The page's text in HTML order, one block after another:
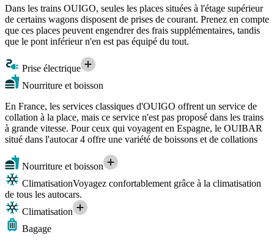
Dans les trains OUIGO, seules les places situées à l'étage supérieur
de certains wagons disposent de prises de courant. Prenez en compte
que ces places peuvent engendrer des frais supplémentaires, tandis
que le pont inférieur n'en est pas équipé du tout.
Prise électrique
Nourriture et boisson
En France, les services classiques d'OUIGO offrent un service de
collation à la place, mais ce service n'est pas proposé dans les trains
à grande vitesse. Pour ceux qui voyagent en Espagne, le OUIBAR
situé dans l'autocar 4 offre une variété de boissons et de collations
Nourriture et boisson
ClimatisationVoyagez confortablement grâce à la climatisation
de tous les autocars.
Climatisation
Bagage